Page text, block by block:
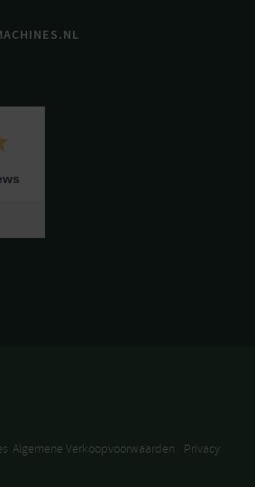
Algemene Verkoopvoorwaarden
Privacy